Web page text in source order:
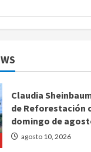
Se registran 43
para el examen
Claudia
de Reforestación
domingo de
agosto 10, 2026